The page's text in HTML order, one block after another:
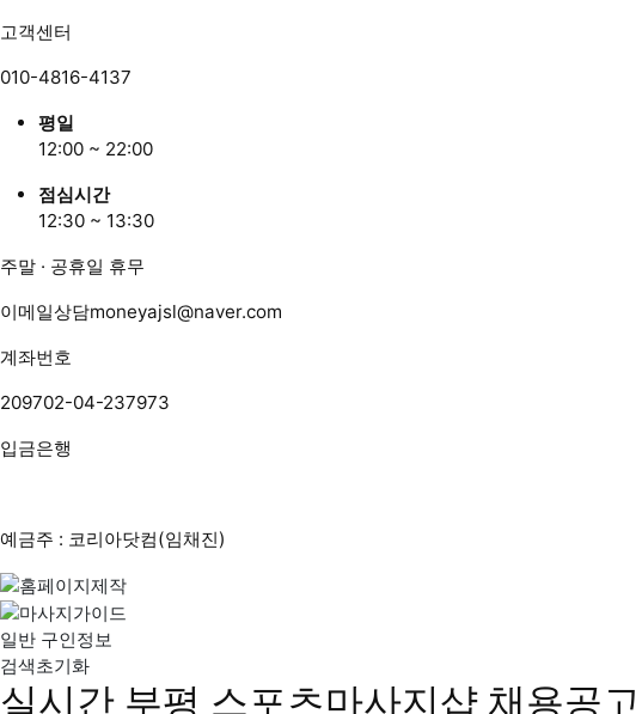
고객센터
010-4816-4137
평일
12:00 ~ 22:00
점심시간
12:30 ~ 13:30
주말 · 공휴일 휴무
이메일상담moneyajsl@naver.com
계좌번호
209702-04-237973
입금은행
예금주 : 코리아닷컴(임채진)
일반 구인정보
검색초기화
실시간 부평 스포츠마사지샵 채용공고